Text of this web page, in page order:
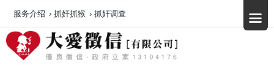
服务介绍 › 抓奸抓猴 › 抓奸调查